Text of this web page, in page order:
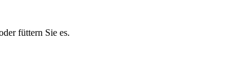
füttern Sie es.